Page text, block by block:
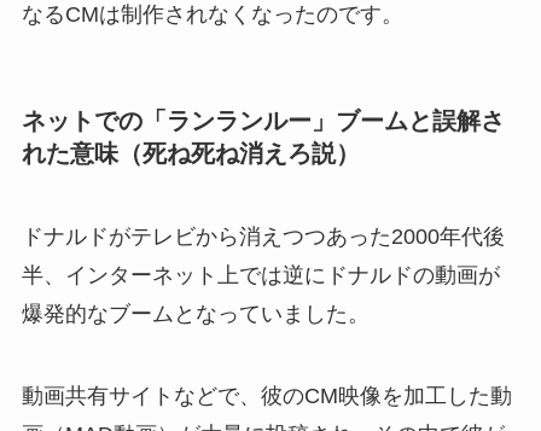
なるCMは制作されなくなったのです。
ネットでの「ランランルー」ブームと誤解さ
れた意味（死ね死ね消えろ説）
ドナルドがテレビから消えつつあった2000年代後
半、インターネット上では逆にドナルドの動画が
爆発的なブームとなっていました。
動画共有サイトなどで、彼のCM映像を加工した動